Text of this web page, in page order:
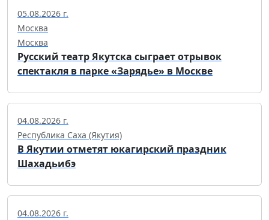
05.08.2026 г.
Москва
Москва
Русский театр Якутска сыграет отрывок
спектакля в парке «Зарядье» в Москве
04.08.2026 г.
Республика Саха (Якутия)
В Якутии отметят юкагирский праздник
Шахадьибэ
04.08.2026 г.